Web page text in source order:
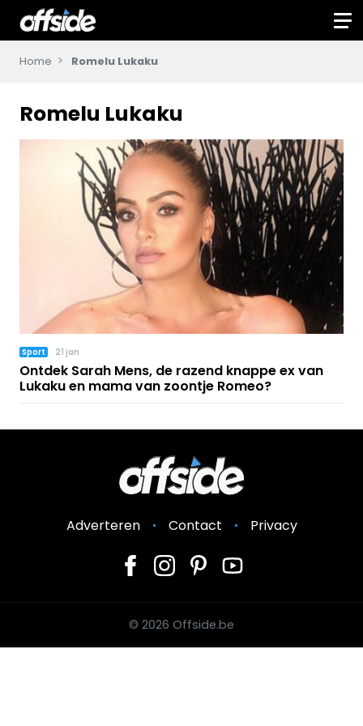
Home Romelu Lukaku
Romelu Lukaku
Sport 21 jan
Ontdek Sarah Mens, de razend knappe ex van
Lukaku en mama van zoontje Romeo?
Adverteren Contact Privacy
© 2026 Offside.be